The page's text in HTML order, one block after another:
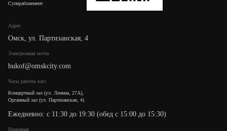
Адрес
Омск, ул. Партизанская, 4
Электронная почта
bukof@omskcity.com
Часы работы касс
Концертный зал (ул. Ленина, 27А),
Органный зал (ул. Партизанская, 4)
Ежедневно: с 11:30 до 19:30 (обед с 15:00 до 15:30)
Приемная
Суперабонемент